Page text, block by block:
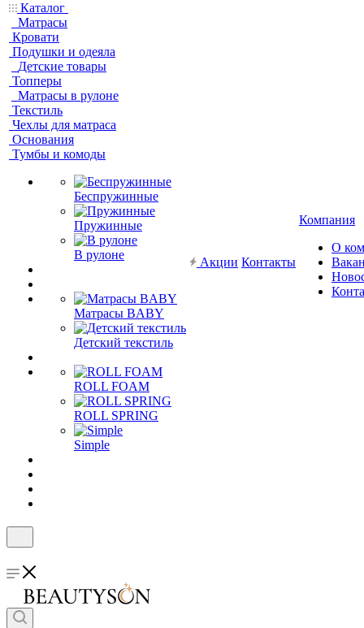
Каталог
Матрасы
Кровати
Подушки и одеяла
Детские товары
Топперы
Матрасы в рулоне
Текстиль
Чехлы для матраса
Основания
Тумбы и комоды
Беспружинные
Пружинные
В рулоне
Матрасы BABY
Детский текстиль
ROLL FOAM
ROLL SPRING
Simple
Акции Контакты
Компания
О